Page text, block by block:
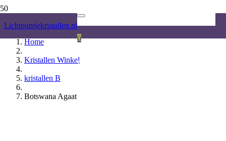
Lichtpuntjekristallen.nl
0
Product
Home
Kristallen Winkel
kristallen B
Botswana Agaat